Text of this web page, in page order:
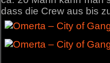
dass die Crew aus bis